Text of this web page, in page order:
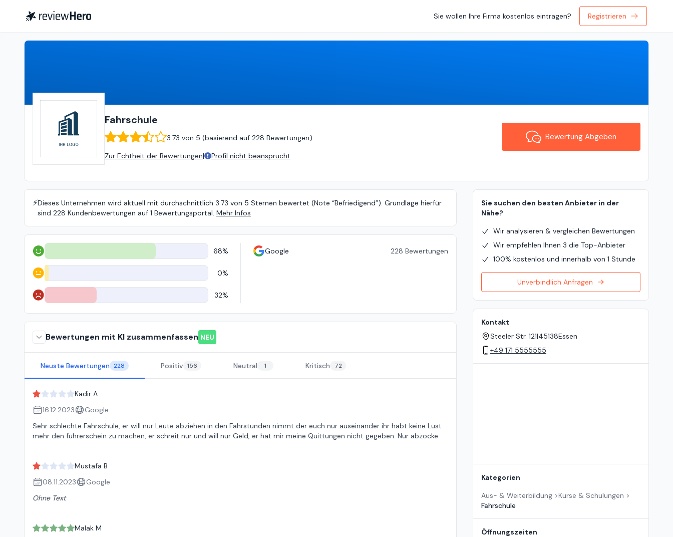
Sie wollen Ihre Firma kostenlos eintragen? Registrieren
Fahrschule
3.73 von 5 (basierend auf 228 Bewertungen)
Zur Echtheit der Bewertungen| Profil nicht beansprucht
Bewertung Abgeben
⚡️Dieses Unternehmen wird aktuell mit durchschnittlich 3.73 von 5 Sternen bewertet (Note “Befriedigend”). Grundlage hierfür
sind 228 Kundenbewertungen auf 1 Bewertungsportal. Mehr Infos
Positiv 68%
Neutral 0%
Negativ 32%
Google 228 Bewertungen
Bewertungen mit KI zusammenfassen NEU
Neuste Bewertungen 228 Positiv 156 Neutral 1 Kritisch 72
Kadir A
16.12.2023
Google
Sehr schlechte Fahrschule, er will nur Leute abziehen in den Fahrstunden nimmt der euch nur auseinander ihr habt keine Lust
mehr den führerschein zu machen, er schreit nur und will nur Geld, er hat mir meine Quittungen nicht gegeben. Nur abzocke
Mustafa B
08.11.2023
Google
Ohne Text
Malak M
Sie suchen den besten Anbieter in der
Nähe?
Wir analysieren & vergleichen Bewertungen
Wir empfehlen Ihnen 3 die Top-Anbieter
100% kostenlos und innerhalb von 1 Stunde
Unverbindlich Anfragen
Kontakt
Steeler Str. 121|45138Essen
+49 171 5555555
Kategorien
Aus- & Weiterbildung >Kurse & Schulungen >
Fahrschule
Öffnungszeiten